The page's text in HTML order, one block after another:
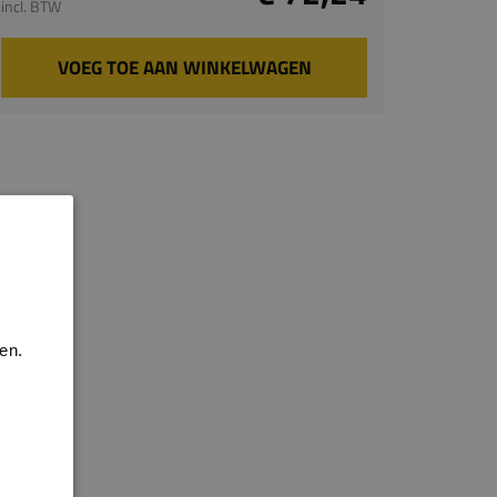
incl. BTW
VOEG TOE AAN WINKELWAGEN